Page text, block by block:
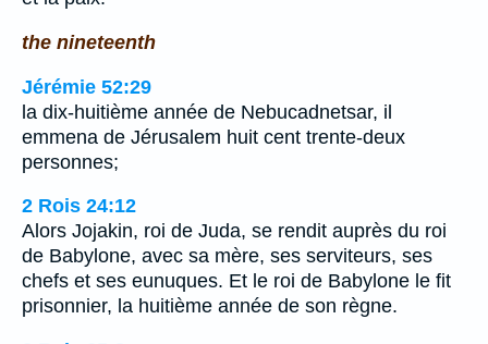
the nineteenth
Jérémie 52:29
la dix-huitième année de Nebucadnetsar, il
emmena de Jérusalem huit cent trente-deux
personnes;
2 Rois 24:12
Alors Jojakin, roi de Juda, se rendit auprès du roi
de Babylone, avec sa mère, ses serviteurs, ses
chefs et ses eunuques. Et le roi de Babylone le fit
prisonnier, la huitième année de son règne.